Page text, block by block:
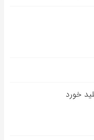
خورد